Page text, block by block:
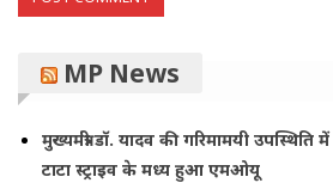
MP News
मुख्यमंत्री डॉ. यादव की गरिमामयी उपस्थिति
टाटा स्ट्राइव के मध्य हुआ एमओयू